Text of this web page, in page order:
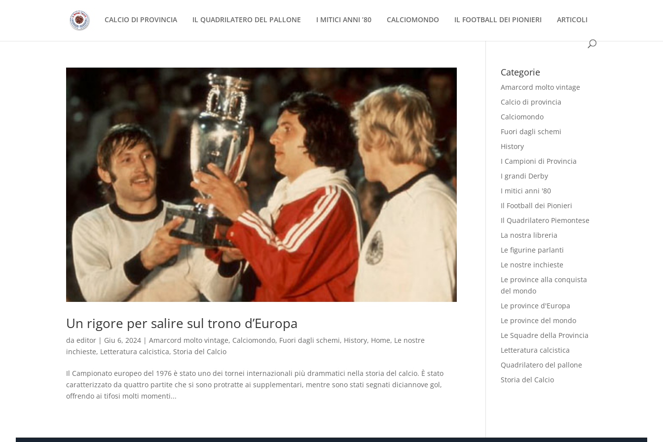
CALCIO DI PROVINCIA IL QUADRILATERO DEL PALLONE I MITICI ANNI ’80 CALCIOMONDO IL FOOTBALL DEI PIONIERI ARTICOLI
Un rigore per salire sul trono d’Europa
daeditor | Giu 6, 2024 |Amarcord molto vintage, Calciomondo, Fuori dagli schemi, History, Home, Le nostre
inchieste, Letteratura calcistica,Storia del Calcio
Il Campionato europeo del 1976 è stato uno dei tornei internazionali più drammatici nella storia del calcio. È stato
caratterizzato da quattro partite che si sono protratte ai supplementari, mentre sono stati segnati diciannove gol,
offrendo ai tifosi molti momenti...
Categorie
Amarcord molto vintage
Calcio di provincia
Calciomondo
Fuori dagli schemi
History
I Campioni di Provincia
I grandi Derby
I mitici anni '80
Il Football dei Pionieri
Il Quadrilatero Piemontese
La nostra libreria
Le figurine parlanti
Le nostre inchieste
Le province alla conquista
del mondo
Le province d'Europa
Le province del mondo
Le Squadre della Provincia
Letteratura calcistica
Quadrilatero del pallone
Storia del Calcio